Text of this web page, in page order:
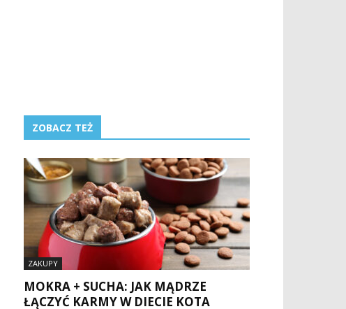
ZOBACZ TEŻ
ZAKUPY
MOKRA + SUCHA: JAK MĄDRZE
ŁĄCZYĆ KARMY W DIECIE KOTA